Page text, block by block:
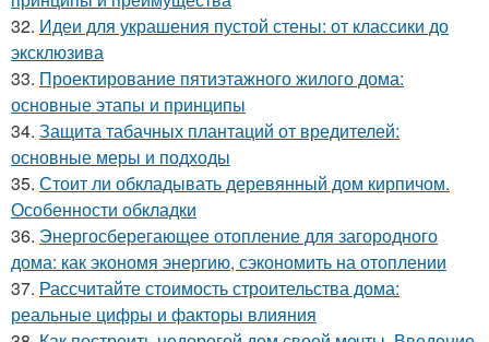
32. Идеи для украшения пустой стены: от классики до
эксклюзива
33. Проектирование пятиэтажного жилого дома:
основные этапы и принципы
34. Защита табачных плантаций от вредителей:
основные меры и подходы
35. Стоит ли обкладывать деревянный дом кирпичом.
Особенности обкладки
36. Энергосберегающее отопление для загородного
дома: как экономя энергию, сэкономить на отоплении
37. Рассчитайте стоимость строительства дома:
реальные цифры и факторы влияния